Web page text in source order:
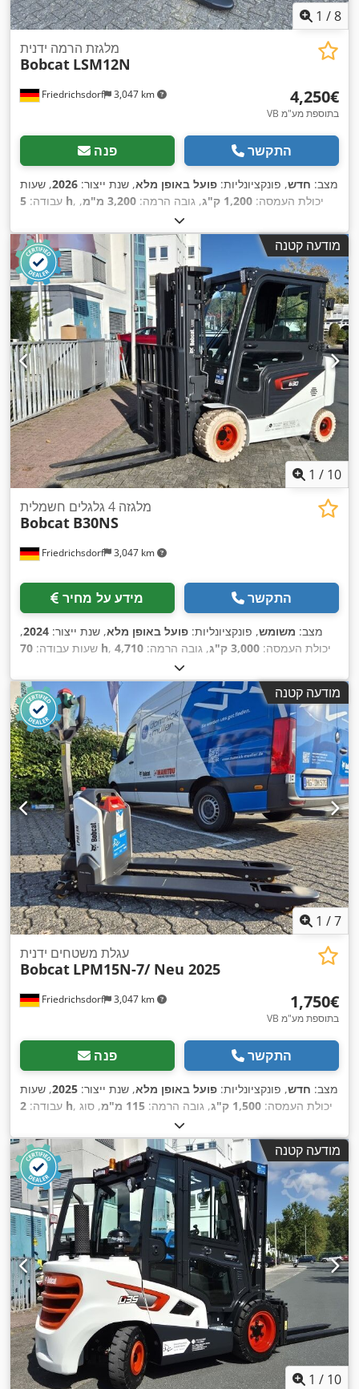
1 /8
Friedrichsdorf 3,047 km
מלגזת הרמה ידנית
Bobcat LSM12N
‏4,250 ‏€
VB בתוספת מע"מ
פנה התקשר
מצב: חדש, פונקציונליות: פועל באופן מלא, שנת ייצור: 2026, שעות
עבודה: 5 h , יכולת העמסה: 1,200 ק"ג , גובה הרמה: 3,200 מ"מ
,
דוּפּלֶקס
המזלג:1,150 מ"מ , משקל עצמי:585 ק"ג , אורך כולל:1,710 מ"מ
,
סוג הנעה:Elektro , רוחב בנייה:800 מ"מ מודעה קטנה
1 / 10
Friedrichsdorf 3,047 km
מלגזה 4 גלגלים חשמלית
Bobcat B30NS
מידע על מחיר התקשר
מצב: משומש, פונקציונליות: פועל באופן מלא, שנת ייצור: 2024
,
שעות עבודה: 70 h , יכולת העמסה: 3,000 ק"ג , גובה הרמה: 4,710
1,475 מ"מ
טריפלקס, גובה בנייה:2,145 מ"מ , כוח:16 קילוואט (21.75 כ"ס)
,
רוחב מסגרת המזלג:1,116 מ"מ , אורך המזלג: 1,200 מ"מ
, משקל
עצמי:4,850 ק"ג , אורך כולל: 2,520 מ"מ Elektro, רוחב
בנייה:1,244 מ"מ ,
מודעה קטנה
1 /7
Friedrichsdorf 3,047 km
עגלת משטחים ידנית
Bobcat LPM15N-7/ Neu 2025
‏1,750 ‏€
VB בתוספת מע"מ
פנה התקשר
מצב: חדש, פונקציונליות: פועל באופן מלא, שנת ייצור: 2025, שעות
עבודה: 2 h , יכולת העמסה: 1,500 ק"ג , גובה הרמה: 115 מ"מ
, סוג
1,160 מ"מ
משקל עצמי:123 ק"ג , אורך כולל:1,530 מ"מ , סוג הנעה:Elektro,
רוחב בנייה:540 מ"מ , מודעה קטנה
1 / 10